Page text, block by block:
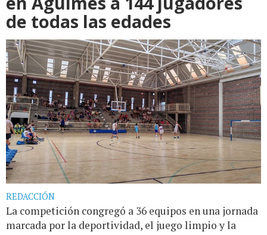
de todas las edades
REDACCIÓN
La competición congregó a 36 equipos en una jornada
marcada por la deportividad, el juego limpio y la